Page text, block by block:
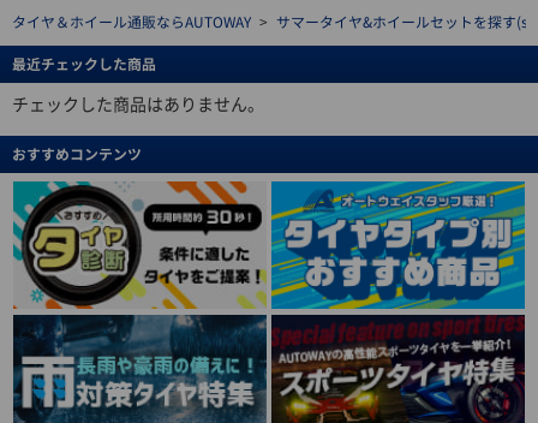
タイヤ＆ホイール通販ならAUTOWAY > サマータイヤ&ホイールセットを探す
最近チェックした商品
チェックした商品はありません。
おすすめコンテンツ